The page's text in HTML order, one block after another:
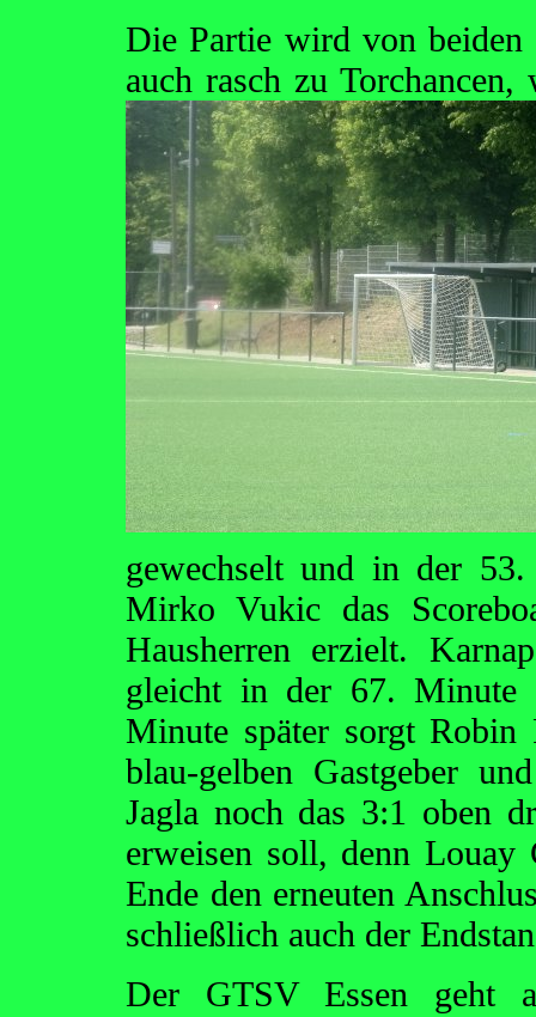
Die Partie wird von
auch rasch zu
gewechselt und in der
Mirko Vukic das
Hausherren erzielt.
gleicht in der 67. Minute
Minute später sorgt
blau-gelben Gastgeber
Jagla noch das 3:1 oben
erweisen soll, denn
Ende den erneuten
schließlich auch der
Der GTSV Essen geht